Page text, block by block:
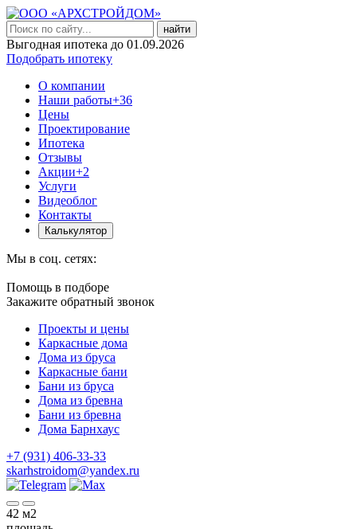
найти
Выгодная ипотека до 01.09.2026
Подобрать ипотеку
О компании
Наши работы+36
Цены
Проектирование
Ипотека
Отзывы
Акции+2
Услуги
Видеоблог
Контакты
Калькулятор
Мы в соц. сетях:
Помощь в подборе
Закажите обратный звонок
Проекты и цены
Каркасные дома
Дома из бруса
Каркасные бани
Бани из бруса
Дома из бревна
Бани из бревна
Дома Барнхаус
+7 (931) 406-33-33
skarhstroidom@yandex.ru
42 м2